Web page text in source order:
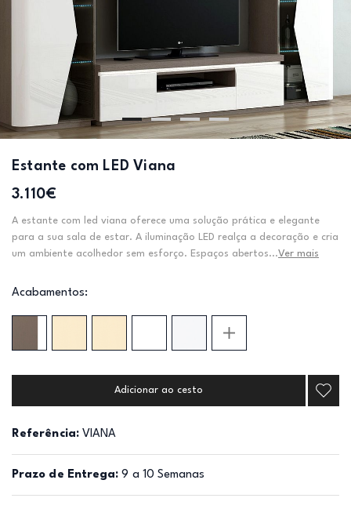
Estante com LED Viana
3.110€
A estante com led viana oferece uma solução prática e elegante
para a sua sala de estar. A iluminação LED realça a decoração e cria
um ambiente acolhedor sem esforço. Espaços abertos...Ver mais
Acabamentos:
Adicionar ao cesto
Referência: VIANA
Prazo de Entrega: 9 a 10 Semanas